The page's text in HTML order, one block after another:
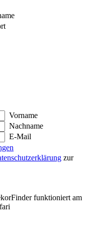
Vorname
Nachname
E-Mail
zur
funktioniert am